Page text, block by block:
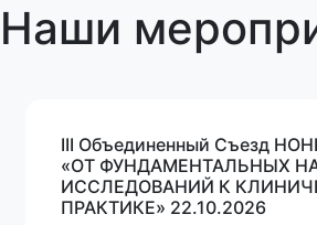
Наши
III Oбъединенный Cъезд
«ОТ ФУНДАМЕНТАЛЬНЫХ
ИССЛЕДОВАНИЙ К
ПРАКТИКЕ» 22.10.2026